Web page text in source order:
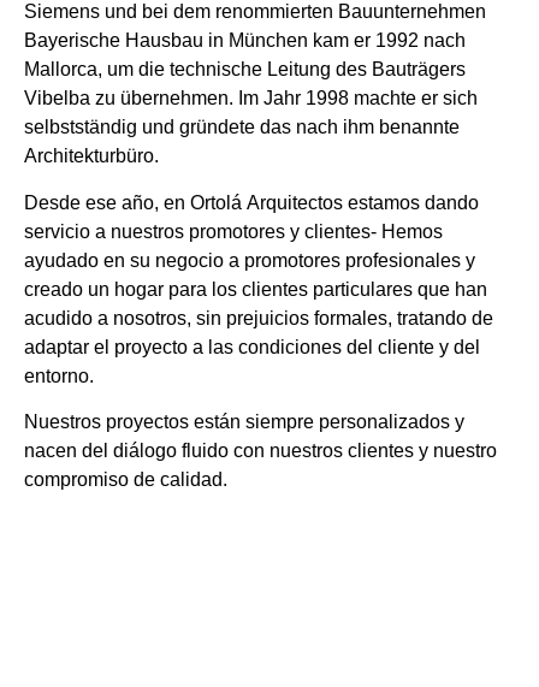
Siemens und bei dem renommierten Bauunternehmen
Bayerische Hausbau in München kam er 1992 nach
Mallorca, um die technische Leitung des Bauträgers
Vibelba zu übernehmen. Im Jahr 1998 machte er sich
selbstständig und gründete das nach ihm benannte
Architekturbüro.
Desde ese año, en Ortolá Arquitectos estamos dando
servicio a nuestros promotores y clientes- Hemos
ayudado en su negocio a promotores profesionales y
creado un hogar para los clientes particulares que han
acudido a nosotros, sin prejuicios formales, tratando de
adaptar el proyecto a las condiciones del cliente y del
entorno.
Nuestros proyectos están siempre personalizados y
nacen del diálogo fluido con nuestros clientes y nuestro
compromiso de calidad.